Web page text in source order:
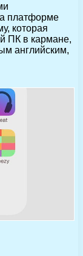
платформе
которая
ПК в кармане,
английским,